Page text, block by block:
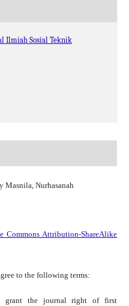
Ilmiah Sosial Teknik
Nurhasanah
Commons Attribution-ShareAlike
to the following terms:
grant the journal right of first